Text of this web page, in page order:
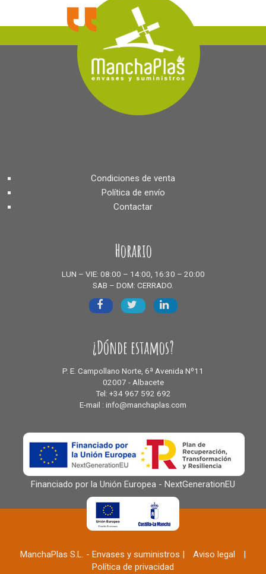
Condiciones de venta
Política de envío
Contactar
Horario
LUN – VIE: 08:00 – 14:00, 16:30 – 20:00
SAB – DOM: CERRADO.
¿Dónde estamos?
P. E. Campollano Norte, 6ª Avenida Nº11
02007 - Albacete
Tel: +34 967 592 692
E-mail : info@manchaplas.com
Financiado por la Unión Europea - NextGenerationEU
ManchaPlas S.L. - Envases y suministros | Aviso legal
|
Política de privacidad